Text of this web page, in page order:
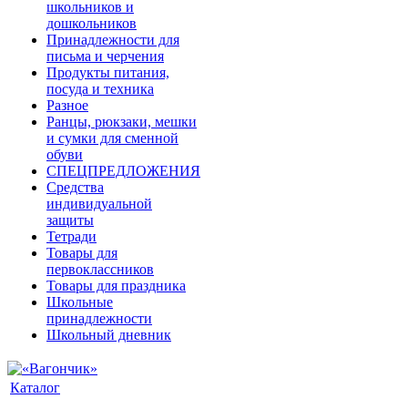
школьников и
дошкольников
Принадлежности для
письма и черчения
Продукты питания,
посуда и техника
Разное
Ранцы, рюкзаки, мешки
и сумки для сменной
обуви
СПЕЦПРЕДЛОЖЕНИЯ
Средства
индивидуальной
защиты
Тетради
Товары для
первоклассников
Товары для праздника
Школьные
принадлежности
Школьный дневник
Каталог